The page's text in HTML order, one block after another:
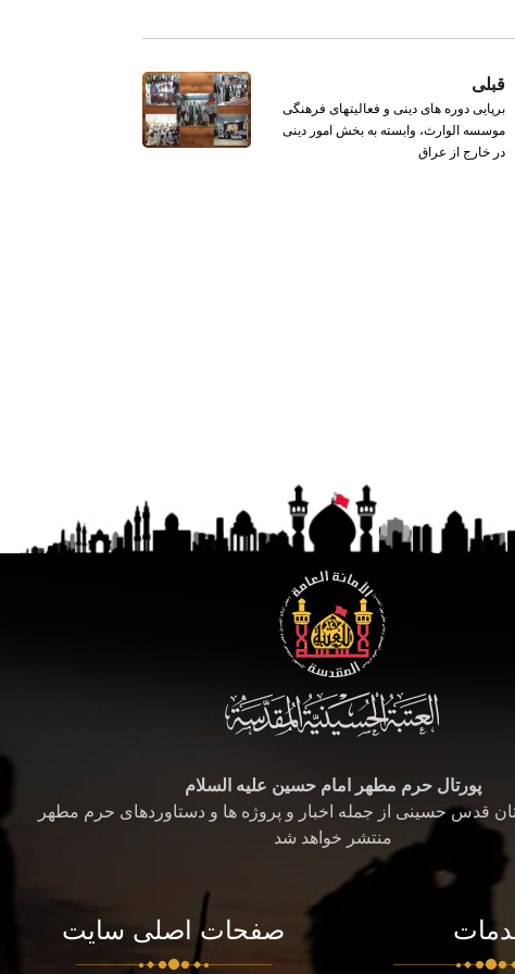
قبلی
برپایی دوره های دینی و فعالیتهای فرهنگی
موسسه الوارث، وابسته به بخش امور دینی
در خارج از عراق
پورتال حرم مطهر امام حسین علیه السلام
قدس حسینی از جمله اخبار و پروژه ها و دستاوردهای حرم مطهر
منتشر خواهد شد
صفحات اصلی سایت